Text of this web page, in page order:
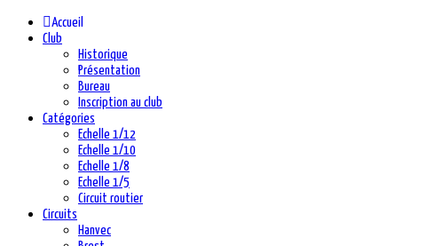
Accueil
Club
Historique
Présentation
Bureau
Inscription au club
Catégories
Echelle 1/12
Echelle 1/10
Echelle 1/8
Echelle 1/5
Circuit routier
Circuits
Hanvec